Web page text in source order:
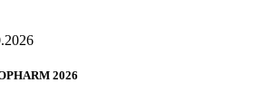
2026